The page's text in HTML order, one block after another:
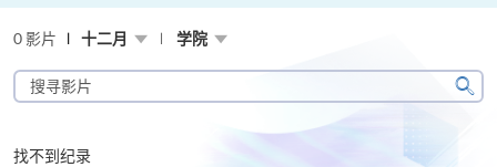
0 影片 十二月 学院
搜
寻
片
搜
找不到纪录